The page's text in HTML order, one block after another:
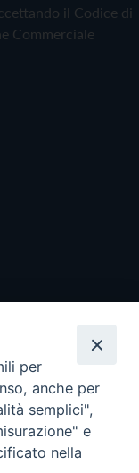
il Codice di
Commerciale
per
anche per
semplici",
e
nella